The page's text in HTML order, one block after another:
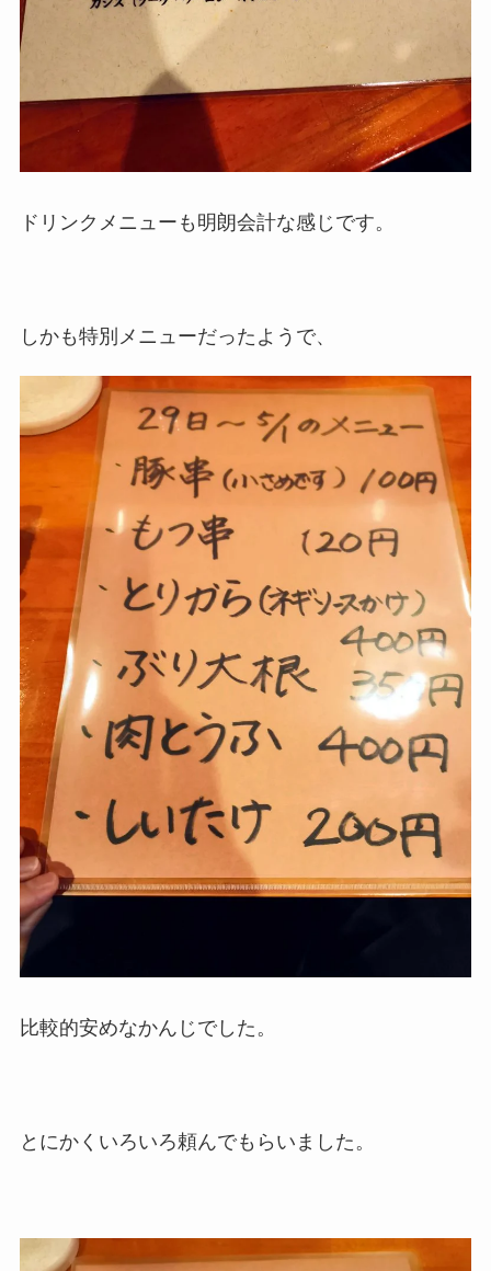
ドリンクメニューも明朗会計な感じです。
しかも特別メニューだったようで、
比較的安めなかんじでした。
とにかくいろいろ頼んでもらいました。